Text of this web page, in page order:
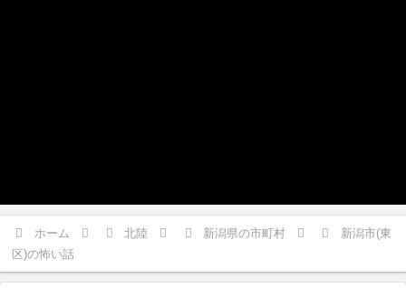
ホーム 北陸 新潟県の市町村
新潟市(東
区)の怖い話